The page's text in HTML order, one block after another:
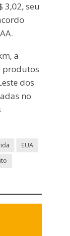
3,02, seu
a
produtos
dos
no
EUA